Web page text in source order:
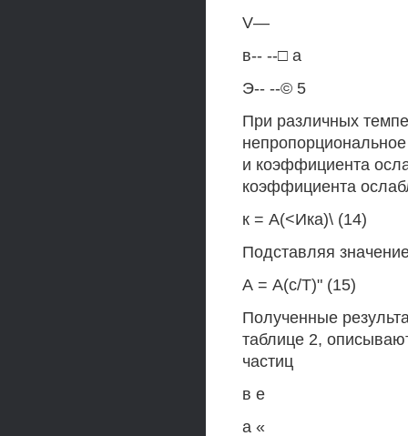
V—
в-- --□ а
Э-- --© 5
При различных
и коэффициента
коэффициента
к = А(<Ика)\ (14)
Подставляя
А = А(с/Т)" (15)
Полученные
таблице 2,
частиц
в е
а «